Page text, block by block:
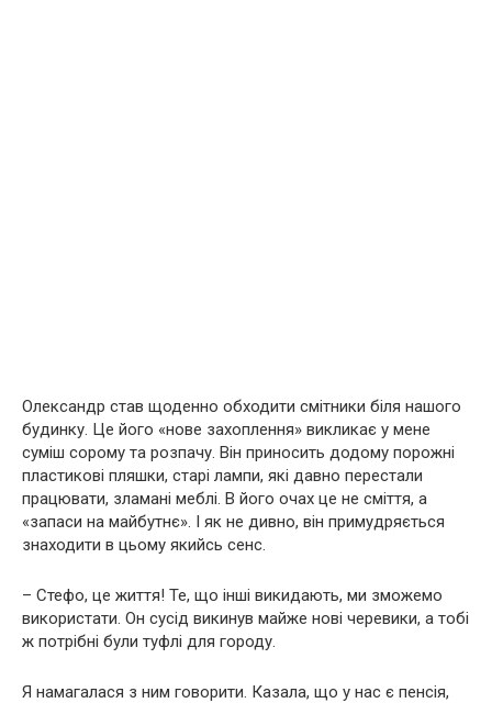
Олександр став щоденно обходити смітники біля нашого
будинку. Це його «нове захоплення» викликає у мене
суміш сорому та розпачу. Він приносить додому порожні
пластикові пляшки, старі лампи, які давно перестали
працювати, зламані меблі. В його очах це не сміття, а
«запаси на майбутнє». І як не дивно, він примудряється
знаходити в цьому якийсь сенс.
– Стефо, це життя! Те, що інші викидають, ми зможемо
використати. Он сусід викинув майже нові черевики, а тобі
ж потрібні були туфлі для городу.
Я намагалася з ним говорити. Казала, що у нас є пенсія,